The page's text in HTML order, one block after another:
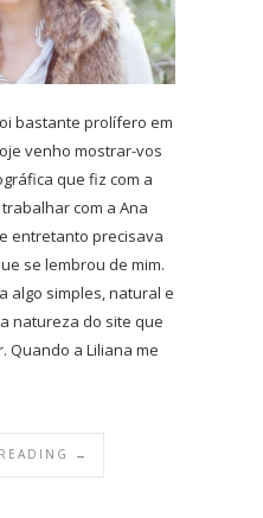
bastante prolífero em
venho mostrar-vos
que fiz com a
com a Ana
entretanto precisava
se lembrou de mim.
algo simples, natural e
natureza do site que
Quando a Liliana me
→